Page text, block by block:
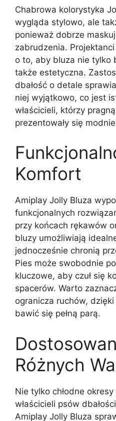
Chabrowa kolorystyka
wygląda stylowo, ale
ponieważ dobrze
zabrudzenia.
o to, aby bluza nie tylko
także estetyczna.
dbałość o detale
niej wyjątkowo, co jest
właścicieli, którzy
prezentowały się
Komfort
Amiplay Jolly Bluza
funkcjonalnych
przy końcach rękawów
bluzy umożliwiają
jednocześnie chronią
Pies może swobodnie
kluczowe, aby czuł się
spacerów. Warto
ogranicza ruchów,
bawić się pełną parą.
Różnych
Nie tylko chłodne
właścicieli psów
Amiplay Jolly Bluza